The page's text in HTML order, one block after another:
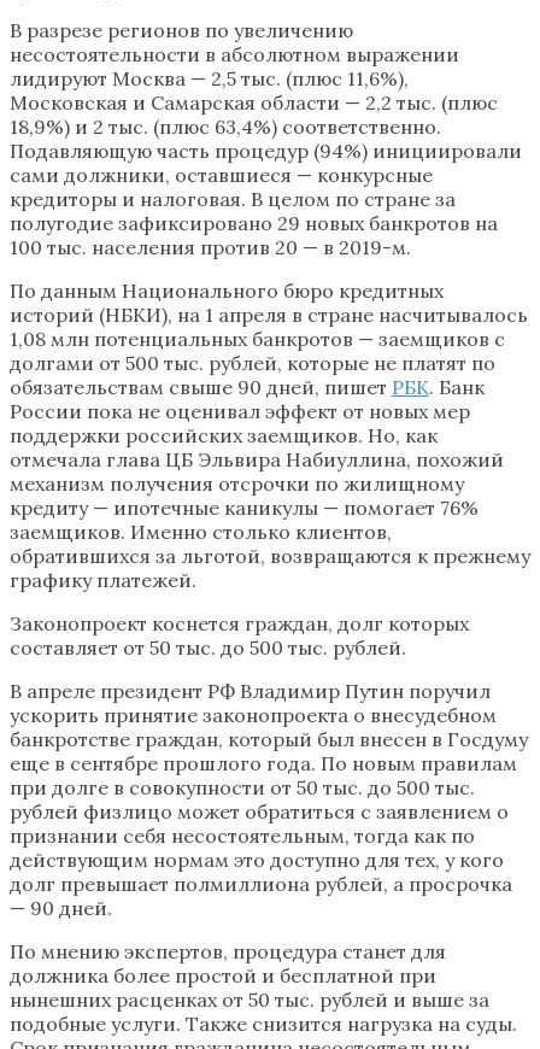
В разрезе регионов по увеличению
несостоятельности в абсолютном выражении
лидируют Москва — 2,5 тыс. (плюс 11,6%),
Московская и Самарская области — 2,2 тыс. (плюс
18,9%) и 2 тыс. (плюс 63,4%) соответственно.
Подавляющую часть процедур (94%) инициировали
сами должники, оставшиеся — конкурсные
кредиторы и налоговая. В целом по стране за
полугодие зафиксировано 29 новых банкротов на
100 тыс. населения против 20 — в 2019-м.
По данным Национального бюро кредитных
историй (НБКИ), на 1 апреля в стране насчитывалось
1,08 млн потенциальных банкротов — заемщиков с
долгами от 500 тыс. рублей, которые не платят по
обязательствам свыше 90 дней, пишет РБК. Банк
России пока не оценивал эффект от новых мер
поддержки российских заемщиков. Но, как
отмечала глава ЦБ Эльвира Набиуллина, похожий
механизм получения отсрочки по жилищному
кредиту — ипотечные каникулы — помогает 76%
заемщиков. Именно столько клиентов,
обратившихся за льготой, возвращаются к прежнему
графику платежей.
Законопроект коснется граждан, долг которых
составляет от 50 тыс. до 500 тыс. рублей.
В апреле президент РФ Владимир Путин поручил
ускорить принятие законопроекта о внесудебном
банкротстве граждан, который был внесен в Госдуму
еще в сентябре прошлого года. По новым правилам
при долге в совокупности от 50 тыс. до 500 тыс.
рублей физлицо может обратиться с заявлением о
признании себя несостоятельным, тогда как по
действующим нормам это доступно для тех, у кого
долг превышает полмиллиона рублей, а просрочка
— 90 дней.
По мнению экспертов, процедура станет для
должника более простой и бесплатной при
нынешних расценках от 50 тыс. рублей и выше за
подобные услуги. Также снизится нагрузка на суды.